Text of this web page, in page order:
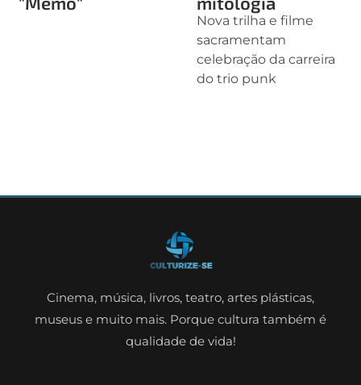
Nova trilha e filme
sacramentam
celebração da carreira
do trio punk
Cinema, música, livros, teatro, artes plásticas,
museus e muito mais. Porque cultura também é
qualidade de vida!